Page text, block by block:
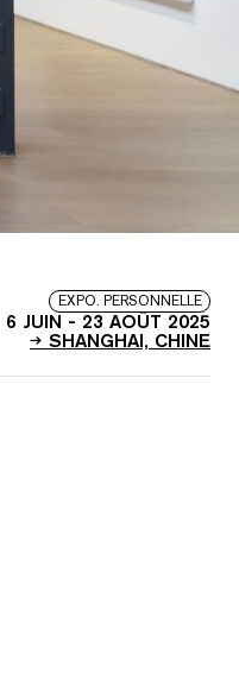
EXPO. PERSONNELLE
6 JUIN-23 AOÛT 2025
SHANGHAI, CHINE